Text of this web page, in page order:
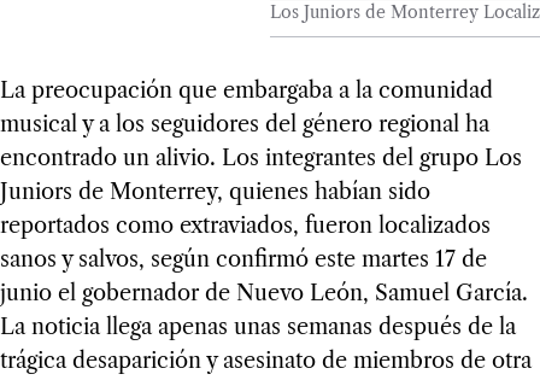
Los Juniors de Monterrey
La preocupación que embargaba a la comunidad
musical y a los seguidores del género regional ha
encontrado un alivio. Los integrantes del grupo Los
Juniors de Monterrey, quienes habían sido
reportados como extraviados, fueron localizados
sanos y salvos, según confirmó este martes 17 de
junio el gobernador de Nuevo León, Samuel García.
La noticia llega apenas unas semanas después de la
trágica desaparición y asesinato de miembros de otra